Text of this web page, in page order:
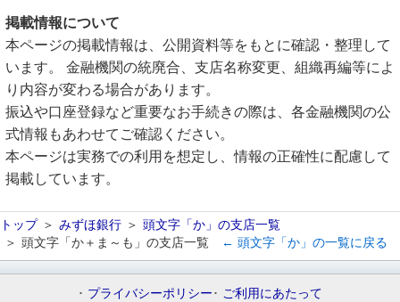
掲載情報について
本ページの掲載情報は、公開資料等をもとに確認・整理して
います。 金融機関の統廃合、支店名称変更、組織再編等によ
り内容が変わる場合があります。
振込や口座登録など重要なお手続きの際は、各金融機関の公
式情報もあわせてご確認ください。
本ページは実務での利用を想定し、情報の正確性に配慮して
掲載しています。
トップ みずほ銀行
頭文字「か」の支店一覧
頭文字「か＋ま～も」の支店一覧
← 頭文字「か」の一覧に戻る
プライバシーポリシー ご利用にあたって